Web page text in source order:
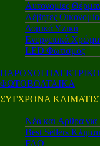
Αυτονομίες
Λέβητες
Δομικά Υλικά
Ενεργειακά
LED Φωτισμός
ΠΑΡΟΧΟΙ
ΦΩΤΟΒΟΛΤΑΙΚΑ
ΣΥΓΧΡΟΝΑ
Νέα και Aρθρα για
Best Sellers
FAQ